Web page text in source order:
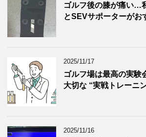
ゴルフ後の膝が痛い…
とSEVサポーターがお
2025/11/17
ゴルフ場は最高の実験
大切な “実戦トレーニ
2025/11/16